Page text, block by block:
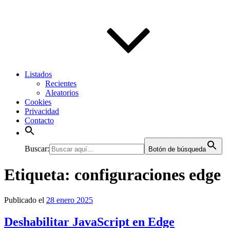
Listados
Recientes
Aleatorios
Cookies
Privacidad
Contacto
Buscar: Botón de búsqueda
Etiqueta: configuraciones edge
Publicado el 28 enero 2025
Deshabilitar JavaScript en Edge